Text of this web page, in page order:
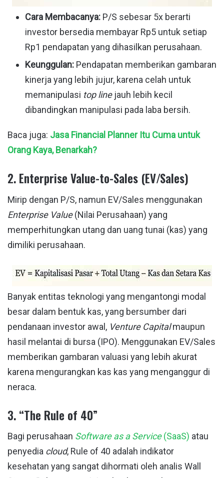
Cara Membacanya: P/S sebesar 5x berarti
investor bersedia membayar Rp5 untuk setiap
Rp1 pendapatan yang dihasilkan perusahaan.
Keunggulan: Pendapatan memberikan gambaran
kinerja yang lebih jujur, karena celah untuk
memanipulasi top linejauh lebih kecil
dibandingkan manipulasi pada laba bersih.
Baca juga: Jasa Financial Planner Itu Cuma untuk
Orang Kaya, Benarkah?
2. Enterprise Value-to-Sales (EV/Sales)
Mirip dengan P/S, namun EV/Sales menggunakan
Enterprise Value(Nilai Perusahaan) yang
memperhitungkan utang dan uang tunai (kas) yang
dimiliki perusahaan.
Banyak entitas teknologi yang mengantongi modal
besar dalam bentuk kas, yang bersumber dari
pendanaan investor awal, Venture Capitalmaupun
hasil melantai di bursa (IPO). Menggunakan EV/Sales
memberikan gambaran valuasi yang lebih akurat
karena mengurangkan kas kas yang menganggur di
neraca.
3. “The Rule of 40”
Bagi perusahaan Software as a Service(SaaS) atau
penyedia cloud, Rule of 40 adalah indikator
kesehatan yang sangat dihormati oleh analis Wall